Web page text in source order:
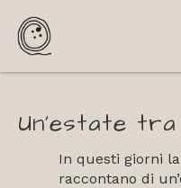
Un’estate
In questi giorni
raccontano di